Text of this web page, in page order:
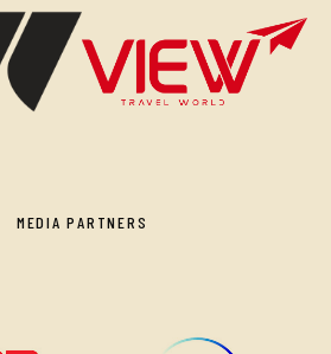
MEDIA PARTNERS